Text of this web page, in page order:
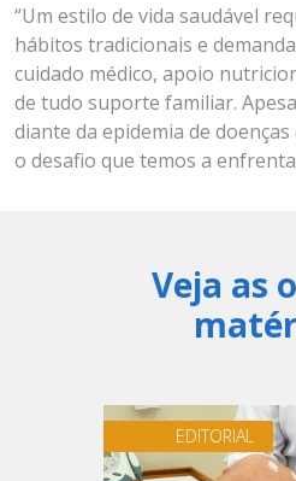
“Um estilo de vida saudável
hábitos tradicionais e
cuidado médico, apoio
de tudo suporte familiar.
diante da epidemia de
o desafio que temos a
Veja as
EDITORIAL